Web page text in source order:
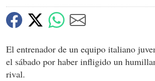
El entrenador de un equipo italiano
el sábado por haber infligido un
rival.